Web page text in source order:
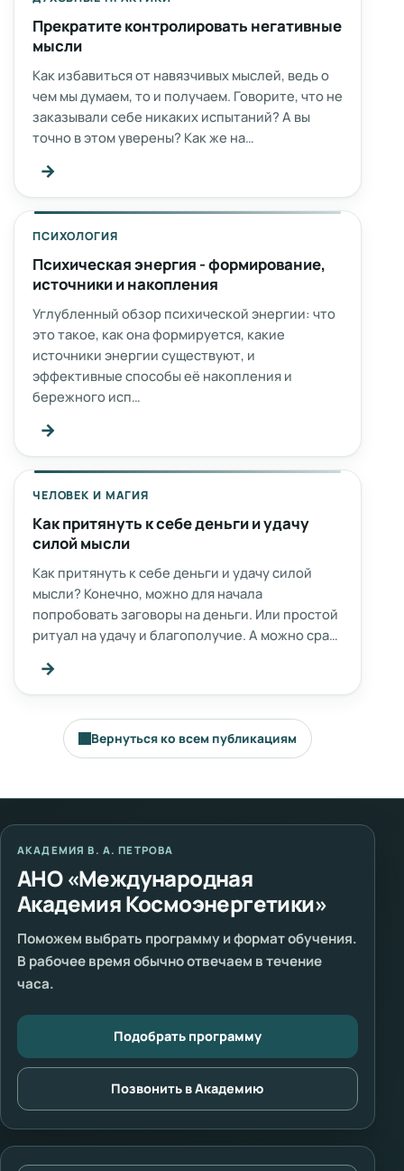
Прекратите контролировать негативные
мысли
Как избавиться от навязчивых мыслей, ведь о
чем мы думаем, то и получаем. Говорите, что не
заказывали себе никаких испытаний? А вы
точно в этом уверены? Как же на…
→
ПСИХОЛОГИЯ
Психическая энергия - формирование,
источники и накопления
Углубленный обзор психической энергии: что
это такое, как она формируется, какие
источники энергии существуют, и
эффективные способы её накопления и
бережного исп…
→
ЧЕЛОВЕК И МАГИЯ
Как притянуть к себе деньги и удачу
силой мысли
Как притянуть к себе деньги и удачу силой
мысли? Конечно, можно для начала
попробовать заговоры на деньги. Или простой
ритуал на удачу и благополучие. А можно сра…
→
Вернуться ко всем публикациям
АКАДЕМИЯ В. А. ПЕТРОВА
АНО «Международная
Академия Космоэнергетики»
Поможем выбрать программу и формат обучения.
В рабочее время обычно отвечаем в течение
часа.
Подобрать программу
Позвонить в Академию